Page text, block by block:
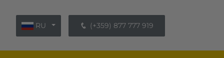
RU (+359) 877 777 919